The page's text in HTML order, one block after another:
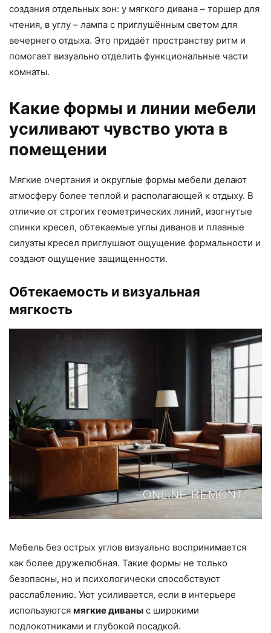
создания отдельных зон: у мягкого дивана – торшер для
чтения, в углу – лампа с приглушённым светом для
вечернего отдыха. Это придаёт пространству ритм и
помогает визуально отделить функциональные части
комнаты.
Какие формы и линии мебели
усиливают чувство уюта в
помещении
Мягкие очертания и округлые формы мебели делают
атмосферу более теплой и располагающей к отдыху. В
отличие от строгих геометрических линий, изогнутые
спинки кресел, обтекаемые углы диванов и плавные
силуэты кресел приглушают ощущение формальности и
создают ощущение защищенности.
Обтекаемость и визуальная
мягкость
Мебель без острых углов визуально воспринимается
как более дружелюбная. Такие формы не только
безопасны, но и психологически способствуют
расслаблению. Уют усиливается, если в интерьере
используются мягкие диваны с широкими
подлокотниками и глубокой посадкой.